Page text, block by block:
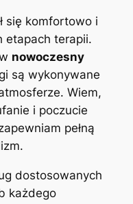
się komfortowo i
etapach terapii.
nowoczesny
są wykonywane
Wiem,
i poczucie
pełną
dostosowanych
każdego